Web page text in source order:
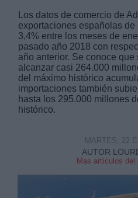
Los datos de comercio de
exportaciones españolas
3,4% entre los meses de
pasado año 2018 con
año anterior. Se conoce
alcanzar casi 264.000
del máximo histórico
importaciones también
hasta los 295.000 millones
histórico.
AUTOR
Mas artículos del
MARTES, 22